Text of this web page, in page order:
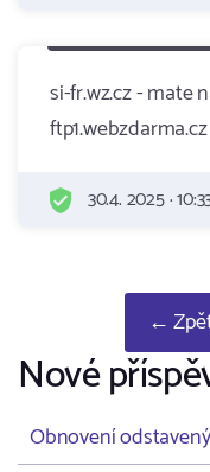
si-fr.wz.cz - mate
30.4. 2025 ·
←
Nové
Obnovení